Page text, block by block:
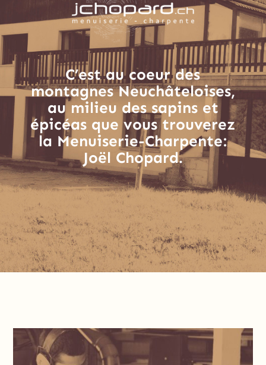
C’est au coeur des
montagnes Neuchâteloises,
au milieu des sapins et
épicéas que vous trouverez
la Menuiserie-Charpente:
Joël Chopard.